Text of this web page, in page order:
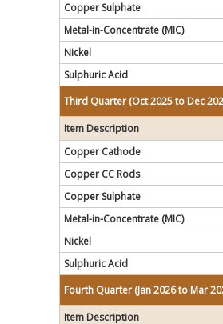
Copper Sulphate
Metal-in-Concentrate (MIC)
Nickel
Sulphuric Acid
Third Quarter (Oct 2025 to Dec
Item Description
Copper Cathode
Copper CC Rods
Copper Sulphate
Metal-in-Concentrate (MIC)
Nickel
Sulphuric Acid
Fourth Quarter (Jan 2026 to Mar
Item Description